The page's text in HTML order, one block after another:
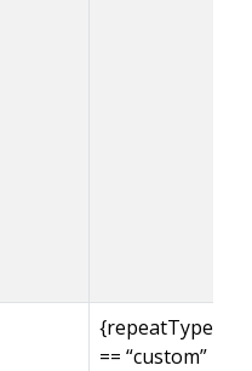
{repeatType}
== “custom”